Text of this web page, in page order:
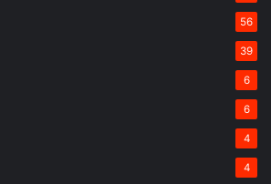
56
39
6
6
4
4